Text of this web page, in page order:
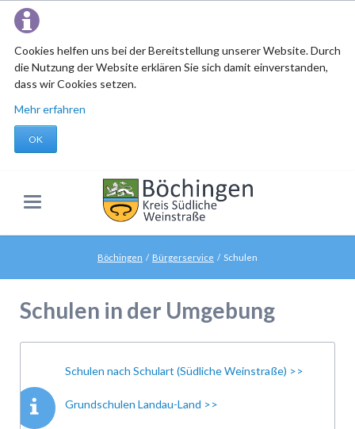
Cookies helfen uns bei der Bereitstellung unserer Website. Durch
die Nutzung der Website erklären Sie sich damit einverstanden,
dass wir Cookies setzen.
Mehr erfahren
OK
Böchingen Bürgerservice Schulen
Schulen in der Umgebung
Schulen nach Schulart (Südliche Weinstraße) >>
Grundschulen Landau-Land >>